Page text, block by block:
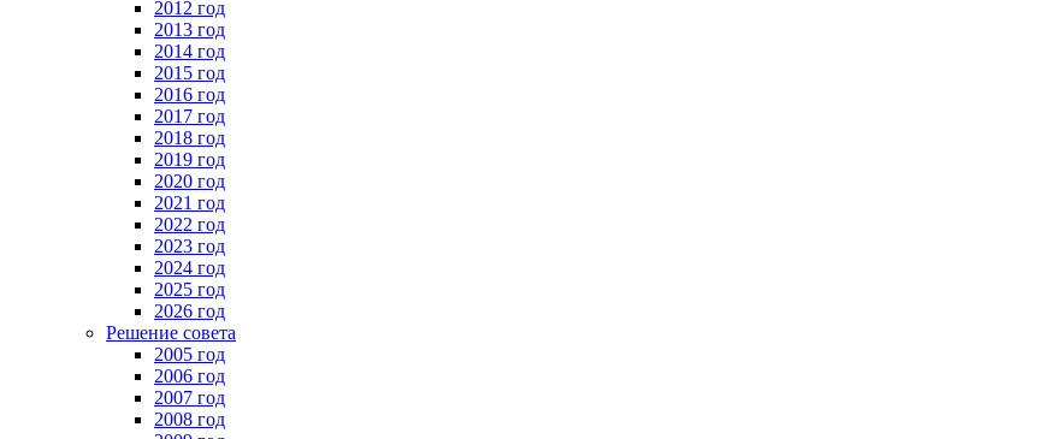
2012 год
2013 год
2014 год
2015 год
2016 год
2017 год
2018 год
2019 год
2020 год
2021 год
2022 год
2023 год
2024 год
2025 год
2026 год
Решение совета
2005 год
2006 год
2007 год
2008 год